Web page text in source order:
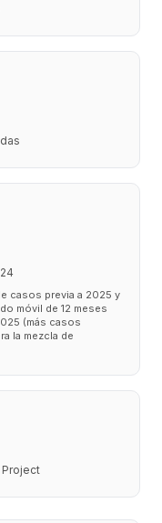
casos previa a 2025 y
móvil de 12 meses
(más casos
la mezcla de
Project